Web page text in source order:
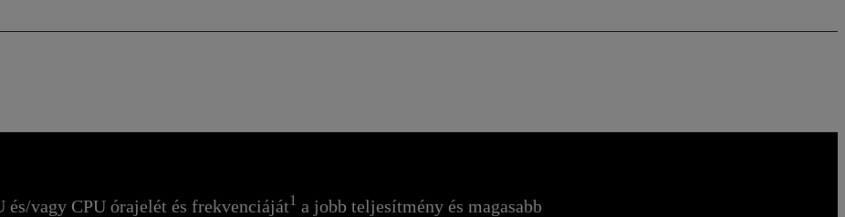
és/vagy CPU órajelét és frekvenciáját1 a jobb teljesítmény és magasabb